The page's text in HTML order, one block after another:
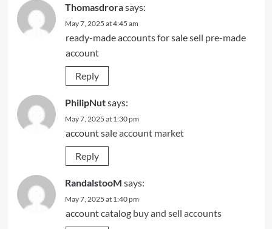
Thomasdrorasays:
May 7, 2025 at 4:45 am
ready-made accounts for salesell pre-made
account
Reply
PhilipNutsays:
May 7, 2025 at 1:30 pm
account saleaccount market
Reply
RandalstooM says:
May 7, 2025 at 1:40 pm
account catalog buy and sell accounts